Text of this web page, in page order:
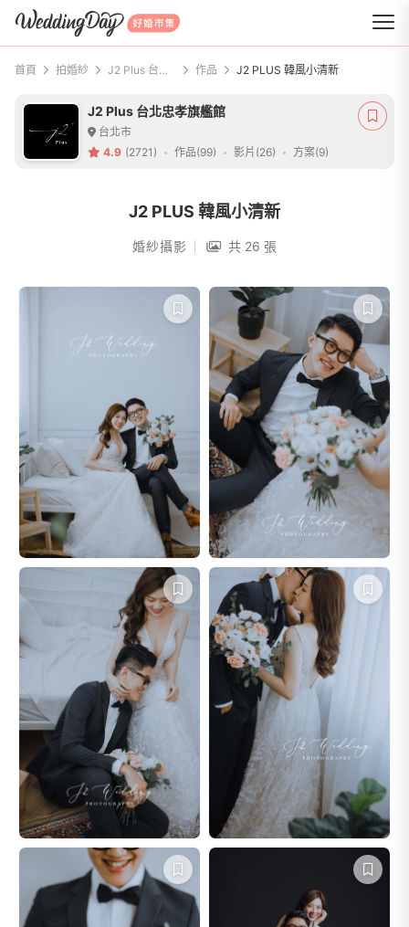
WeddingDay 好婚市集
首頁 拍婚紗 J2 Plus 台北忠孝旗艦館 作品 J2 PLUS 韓風小清新
J2 Plus 台北忠孝旗艦館
台北市
4.9 (2721) 作品(99) 影片(26) 方案(9)
J2 PLUS 韓風小清新
婚紗攝影 共 26 張